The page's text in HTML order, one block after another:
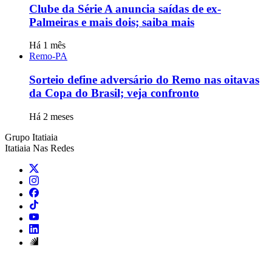
Clube da Série A anuncia saídas de ex-
Palmeiras e mais dois; saiba mais
Há 1 mês
Remo-PA
Sorteio define adversário do Remo nas oitavas
da Copa do Brasil; veja confronto
Há 2 meses
Grupo Itatiaia
Itatiaia Nas Redes